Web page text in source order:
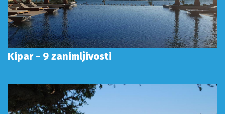
Kipar - 9 zanimljivosti